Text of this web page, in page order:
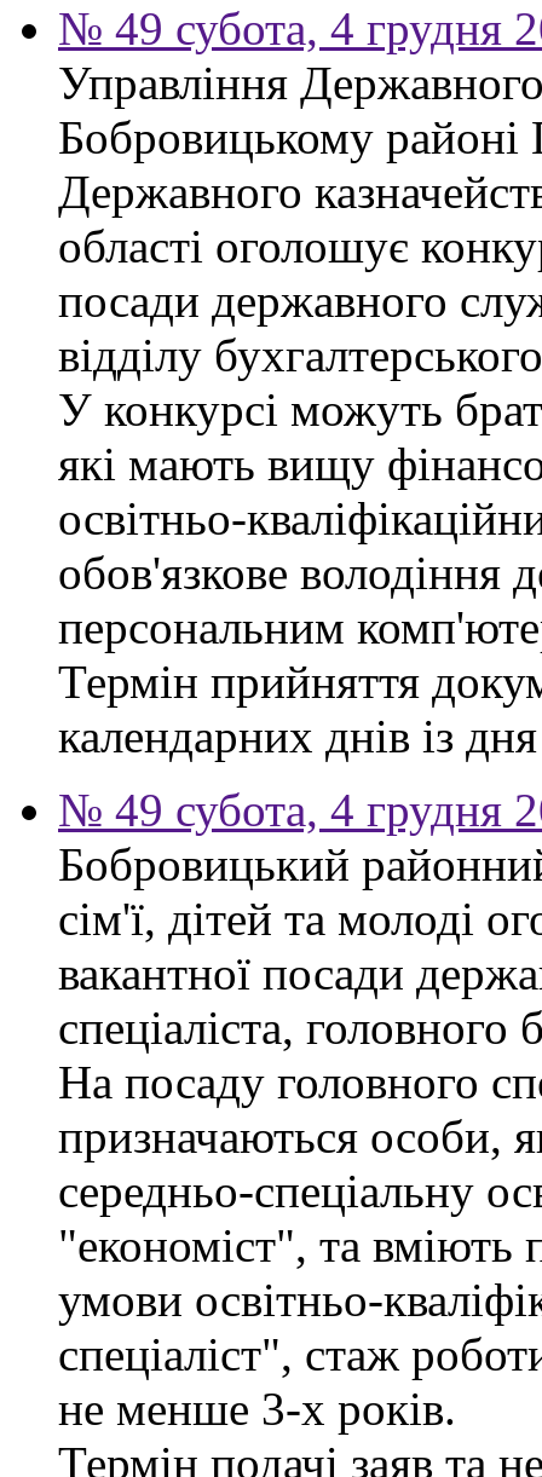
№ 49 субота, 4 грудня
Управління
Бобровицькому районі
Державного
області оголошує
посади державного
відділу
У конкурсі можуть
які мають вищу
освітньо-
обов'язкове
персональним
Термін прийняття
календарних днів із
№ 49 субота, 4 грудня
Бобровицький
сім'ї, дітей та молоді
вакантної посади
спеціаліста, головного
На посаду головного
призначаються особи,
середньо-спеціальну
"економіст", та
умови освітньо-
спеціаліст", стаж
не менше 3-х років.
Термін подачі заяв та